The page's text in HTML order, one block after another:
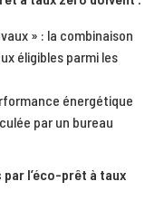
» : la combinaison
éligibles parmi les
énergétique
par un bureau
l’éco-prêt à taux